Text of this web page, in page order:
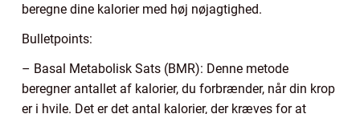
beregne dine kalorier med høj nøjagtighed.
Bulletpoints:
– Basal Metabolisk Sats (BMR): Denne metode
beregner antallet af kalorier, du forbrænder, når din krop
er i hvile. Det er det antal kalorier, der kræves for at